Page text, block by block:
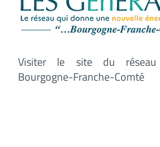
Visiter le site du réseau
Bourgogne-Franche-Comté